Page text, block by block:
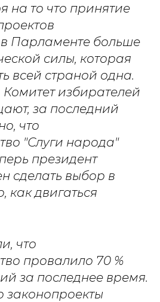
на то что принятие
Парламенте больше
силы, которая
всей страной одна.
избирателей
за последний
что
"Слуги народа"
президент
сделать выбор в
как двигаться
что
провалило 70 %
за последнее время.
законопроекты